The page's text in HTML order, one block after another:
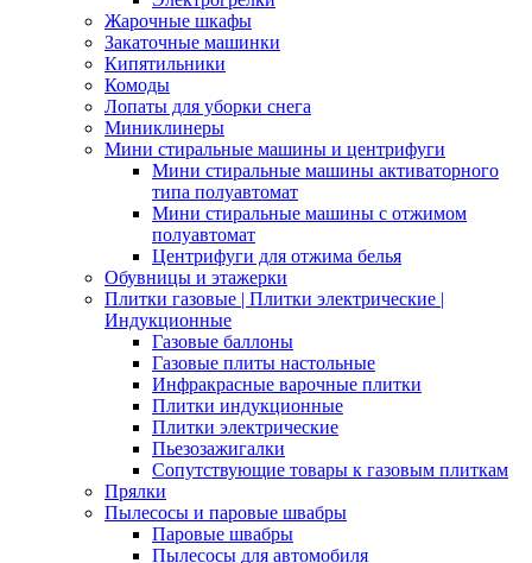
Жарочные шкафы
Закаточные машинки
Кипятильники
Комоды
Лопаты для уборки снега
Миниклинеры
Мини стиральные машины и центрифуги
Мини стиральные машины активаторного
типа полуавтомат
Мини стиральные машины с отжимом
полуавтомат
Центрифуги для отжима белья
Обувницы и этажерки
Плитки газовые | Плитки электрические |
Индукционные
Газовые баллоны
Газовые плиты настольные
Инфракрасные варочные плитки
Плитки индукционные
Плитки электрические
Пьезозажигалки
Сопутствующие товары к газовым плиткам
Прялки
Пылесосы и паровые швабры
Паровые швабры
Пылесосы для автомобиля